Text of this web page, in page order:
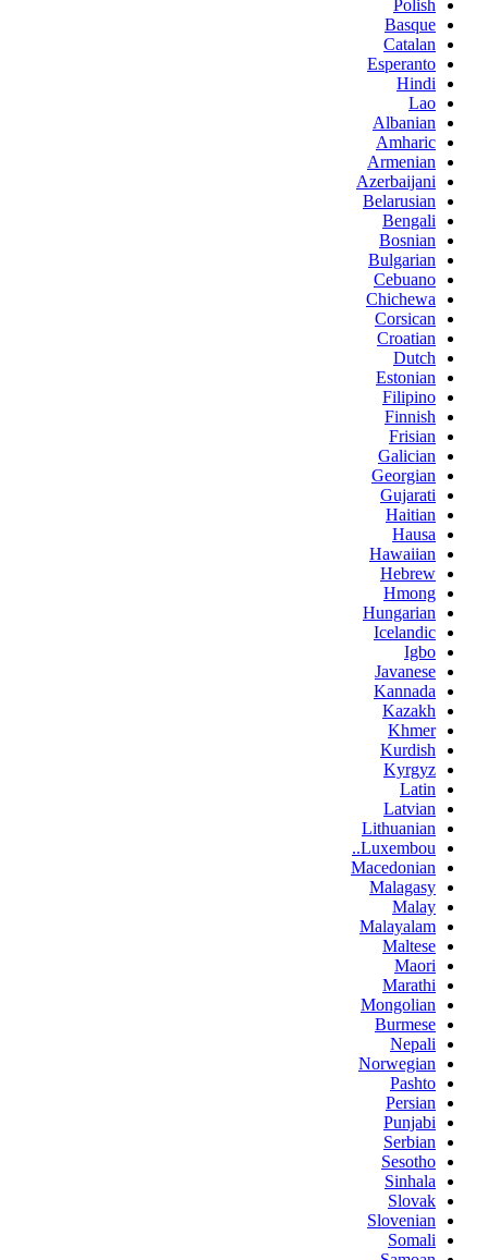
Polish
Basque
Catalan
Esperanto
Hindi
Lao
Albanian
Amharic
Armenian
Azerbaijani
Belarusian
Bengali
Bosnian
Bulgarian
Cebuano
Chichewa
Corsican
Croatian
Dutch
Estonian
Filipino
Finnish
Frisian
Galician
Georgian
Gujarati
Haitian
Hausa
Hawaiian
Hebrew
Hmong
Hungarian
Icelandic
Igbo
Javanese
Kannada
Kazakh
Khmer
Kurdish
Kyrgyz
Latin
Latvian
Lithuanian
Luxembou..
Macedonian
Malagasy
Malay
Malayalam
Maltese
Maori
Marathi
Mongolian
Burmese
Nepali
Norwegian
Pashto
Persian
Punjabi
Serbian
Sesotho
Sinhala
Slovak
Slovenian
Somali